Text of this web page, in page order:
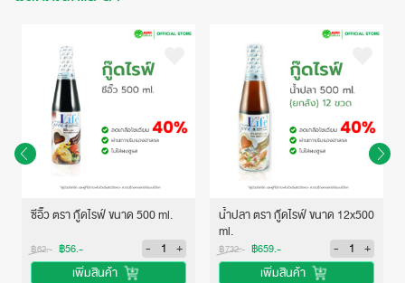
ซีอิ๊ว ตรา กู๊ดไรฟ์ ขนาด 500 ml.
฿62.- ฿56.- -
+
เพิ่มสินค้า
น้ำปลา ตรา กู๊ดไรฟ์ ขนาด 12x500
ml.
฿732.- ฿659.- -
+
เพิ่มสินค้า